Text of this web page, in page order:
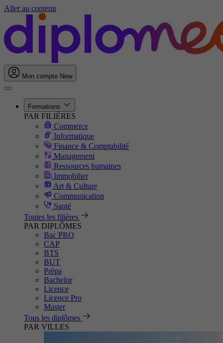
Aller au contenu
Mon compte New
Formations
PAR FILIÈRES
Commerce
Informatique
Finance & Comptabilité
Management
Ressources humaines
Immobilier
Art & Culture
Communication
Santé
Toutes les filières
PAR DIPLÔMES
Bac PRO
CAP
BTS
BUT
Prépa
Bachelor
Licence
Licence Pro
Master
Tous les diplômes
PAR VILLES